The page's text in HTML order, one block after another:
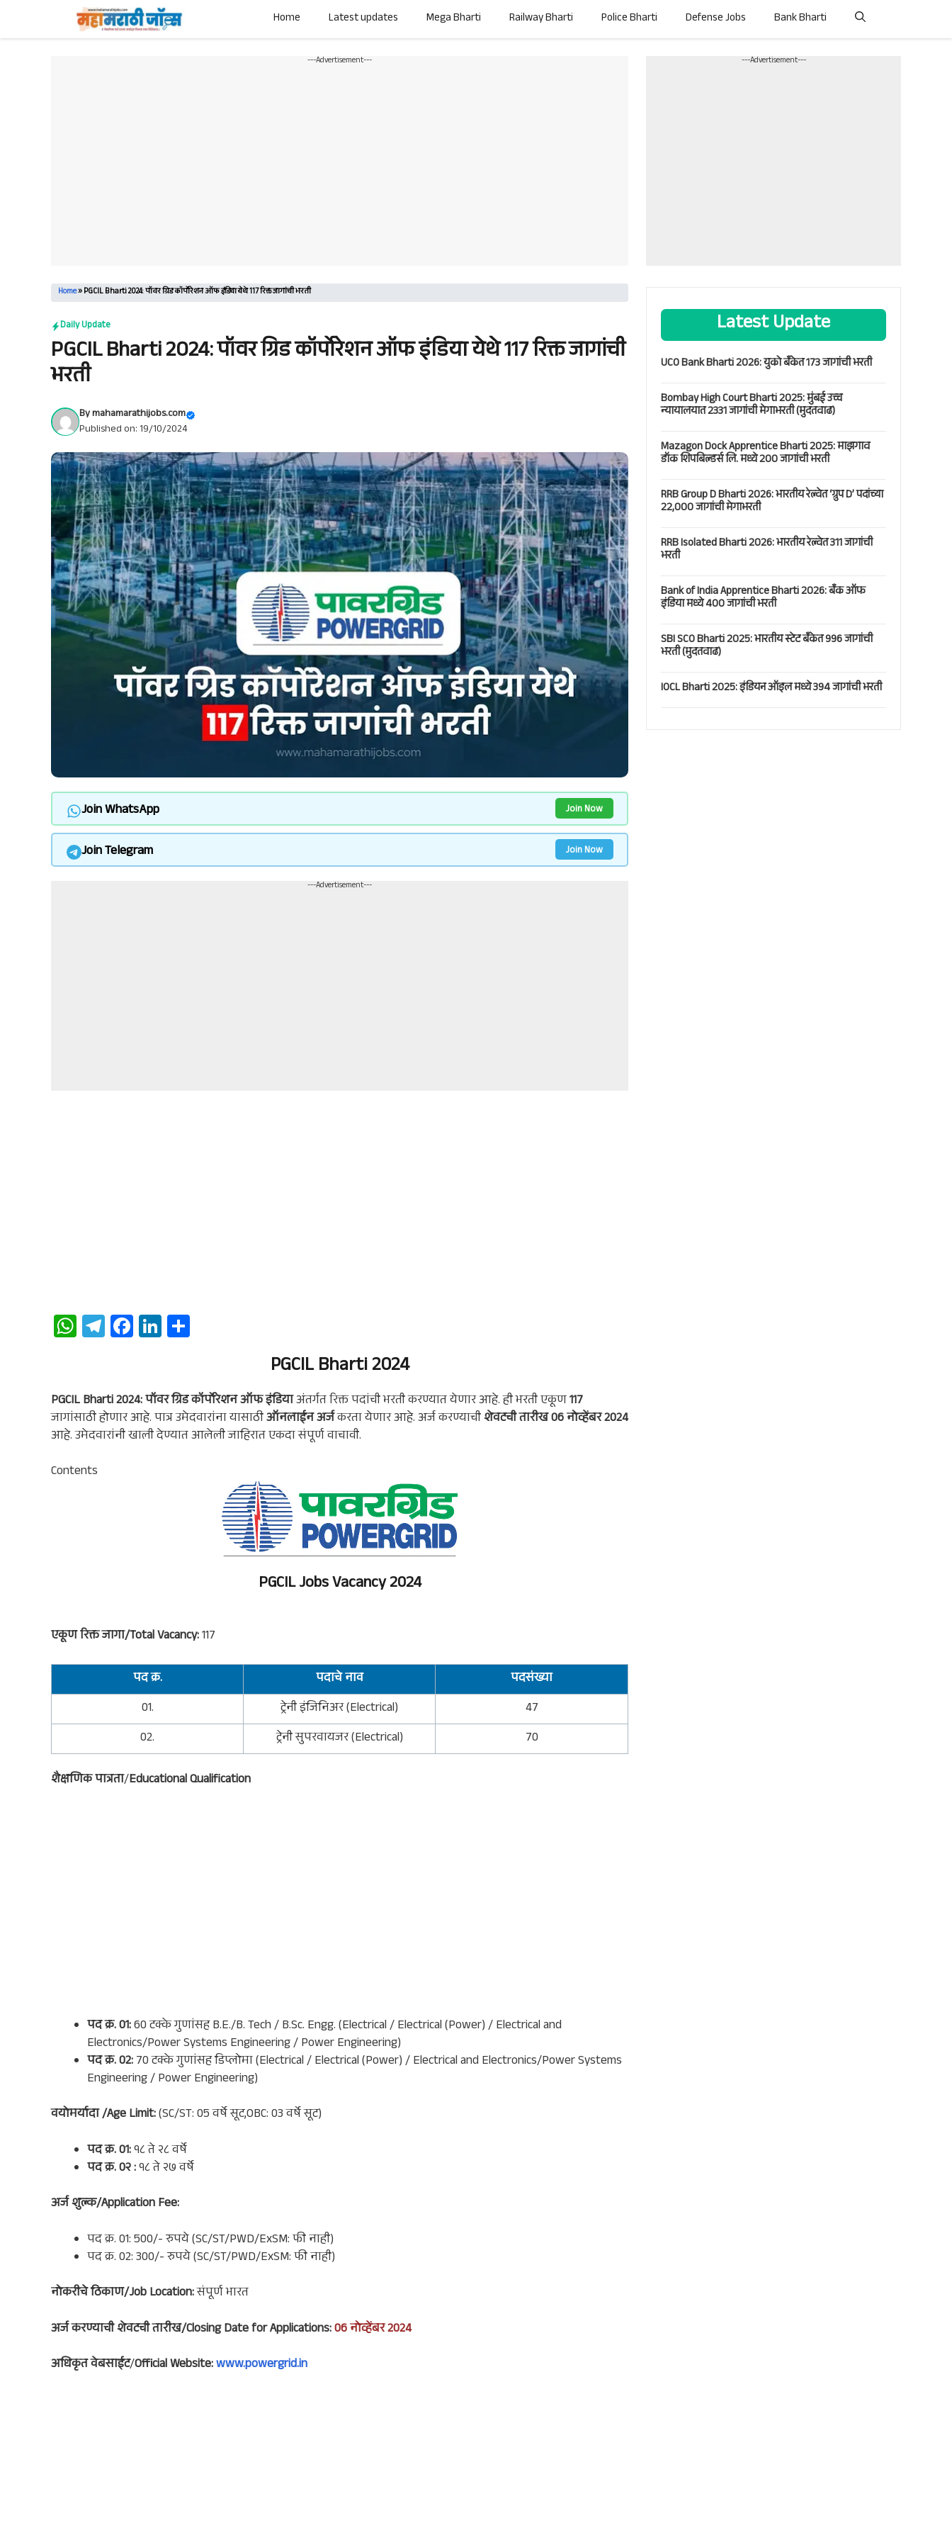
content
Home Latest updates Mega Bharti Railway Bharti Police Bharti Defense Jobs Bank Bharti
---Advertisement---
Home»PGCIL Bharti 2024: पॉवर ग्रिड कॉर्पोरेशन ऑफ इंडिया येथे 117 रिक्त जागांची भरती
Daily Update
PGCIL Bharti 2024: पॉवर ग्रिड कॉर्पोरेशन ऑफ इंडिया येथे 117 रिक्त जागांची
भरती
Bymahamarathijobs.com
Published on: 19/10/2024
Join WhatsApp Join Now
Join Telegram Join Now
---Advertisement---
W
ha
A
p
p
Te
le
a
m
Fa
ce
oo
k
Li
n
dI
n
PGCIL Bharti 2024
PGCIL Bharti 2024: पॉवर ग्रिड कॉर्पोरेशन ऑफ इंडियाअंतर्गत रिक्त पदांची भरती करण्यात येणार आहे. ही भरती एकूण117
जागांसाठी होणार आहे. पात्र उमेदवारांना यासाठीऑनलाईन अर्जकरता येणार आहे. अर्ज करण्याचीशेवटची तारीख 06 नोव्हेंबर 2024
आहे. उमेदवारांनी खाली देण्यात आलेली जाहिरात एकदा संपूर्ण वाचावी.
Contents
PGCILJobs Vacancy 2024
एकूण रिक्त जागा/Total Vacancy:117
पद क्र. पदाचे नाव
पदसंख्या
01.
ट्रेनी इंजिनिअर (Electrical)
47
02.
ट्रेनी सुपरवायजर (Electrical) 70
शैक्षणिक पात्रता/Educational Qualification
पद क्र. 01:60 टक्के गुणांसह B.E./B. Tech / B.Sc. Engg. (Electrical / Electrical (Power) / Electrical and
Electronics/Power Systems Engineering / Power Engineering)
पद क्र. 02:70 टक्के गुणांसह डिप्लोमा (Electrical / Electrical (Power) / Electrical and Electronics/Power Systems
Engineering / Power Engineering)
वयोमर्यादा /Age Limit:(SC/ST: 05 वर्षे सूट,OBC: 03 वर्षे सूट)
पद क्र. 01:१८ ते २८ वर्षे
पद क्र. 0२ :१८ ते २७ वर्षे
अर्ज शुल्क/Application Fee:
पद क्र. 01: 500/- रुपये (SC/ST/PWD/ExSM: फी नाही)
पद क्र. 02: 300/- रुपये (SC/ST/PWD/ExSM: फी नाही)
नोकरीचे ठिकाण/Job Location:संपूर्ण भारत
अर्ज करण्याची शेवटची तारीख/Closing Date for Applications:06 नोव्हेंबर 2024
अधिकृत वेबसाईट/Official Website:www.powergrid.in
---Advertisement---
Latest Update
UCO Bank Bharti 2026: युको बँकेत 173 जागांची भरती
Bombay High Court Bharti 2025: मुंबई उच्च
न्यायालयात 2331 जागांची मेगाभरती (मुदतवाढ)
Mazagon Dock Apprentice Bharti 2025: माझगाव
डॉक शिपबिल्डर्स लि. मध्ये 200 जागांची भरती
RRB Group D Bharti 2026: भारतीय रेल्वेत ‘ग्रुप D’ पदांच्या
22,000 जागांची मेगाभरती
RRB Isolated Bharti 2026: भारतीय रेल्वेत 311 जागांची
भरती
Bank of India Apprentice Bharti 2026: बँक ऑफ
इंडिया मध्ये 400 जागांची भरती
SBI SCO Bharti 2025: भारतीय स्टेट बँकेत 996 जागांची
भरती (मुदतवाढ)
IOCL Bharti 2025: इंडियन ऑइल मध्ये 394 जागांची भरती